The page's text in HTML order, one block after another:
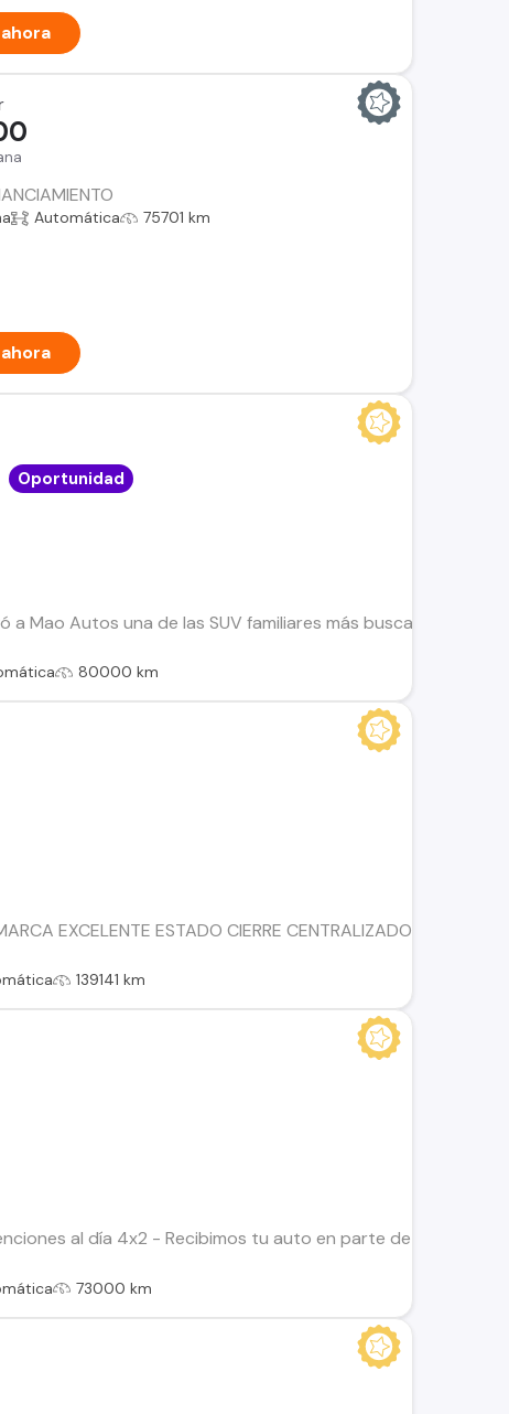
Automática 75701 km
a Mao Autos una de las SUV familiares más buscadas del
Oportunidad
80000 km
EXCELENTE ESTADO CIERRE CENTRALIZADO VIDRIOS
139141 km
al día 4x2 - Recibimos tu auto en parte de pago. -
73000 km